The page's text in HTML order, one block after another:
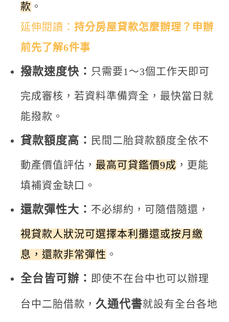
款 。
延伸閱讀： 持分房屋貸款怎麼辦理？申辦
前先了解6件事
撥款速度快： 只需要1～3個工作天即可
完成審核，若資料準備齊全，最快當日就
能撥款。
貸款額度高： 民間二胎貸款額度全依不
動產價值評估， 最高可貸鑑價9成 ，更能
填補資金缺口。
還款彈性大： 不必綁約，可隨借隨還，
視貸款人狀況可選擇本利攤還或按月繳
息，還款非常彈性 。
全台皆可辦： 即使不在台中也可以辦理
台中二胎借款， 久通代書就設有全台各地